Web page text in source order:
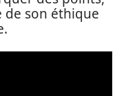
de son éthique